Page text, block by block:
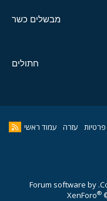
מבשלים כשר
חתולים
פרטיות עזרה עמוד ראשי
Forum software by
XenForo®